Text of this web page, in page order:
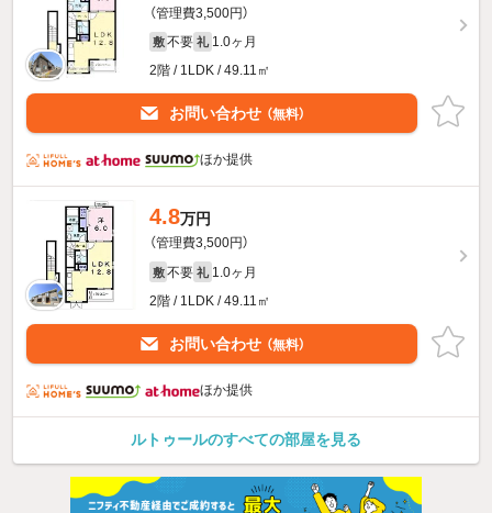
（管理費3,500円）
敷 不要 礼 1.0ヶ月
2階 / 1LDK / 49.11㎡
お問い合わせ （無料）
ほか提供
4.8万円
（管理費3,500円）
敷 不要 礼 1.0ヶ月
2階 / 1LDK / 49.11㎡
お問い合わせ （無料）
ほか提供
ルトゥールのすべての部屋を見る